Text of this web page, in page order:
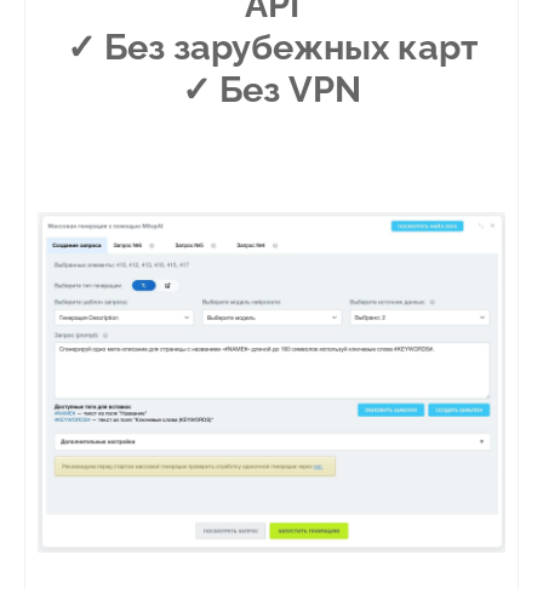
✓ Без зарубежных карт
✓ Без VPN